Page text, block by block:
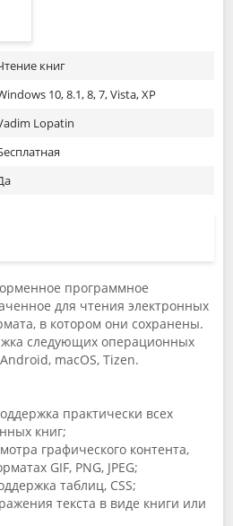
книг
10, 8.1, 8, 7, Vista, XP
Lopatin
программное
для чтения электронных
в котором они сохранены.
следующих операционных
macOS, Tizen.
практически всех
книг;
графического контента,
GIF, PNG, JPEG;
таблиц, CSS;
текста в виде книги или